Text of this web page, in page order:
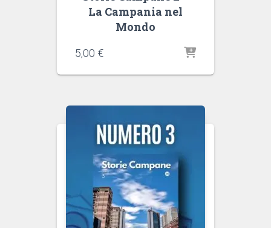
La Campania nel
Mondo
5,00 €